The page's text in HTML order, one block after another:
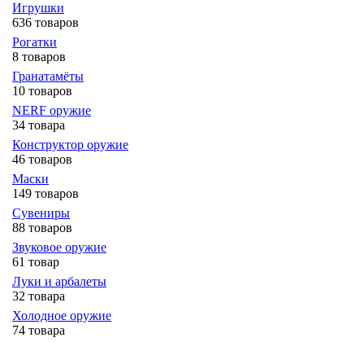
Игрушки
636 товаров
Рогатки
8 товаров
Гранатамёты
10 товаров
NERF оружие
34 товара
Конструктор оружие
46 товаров
Маски
149 товаров
Сувениры
88 товаров
Звуковое оружие
61 товар
Луки и арбалеты
32 товара
Холодное оружие
74 товара